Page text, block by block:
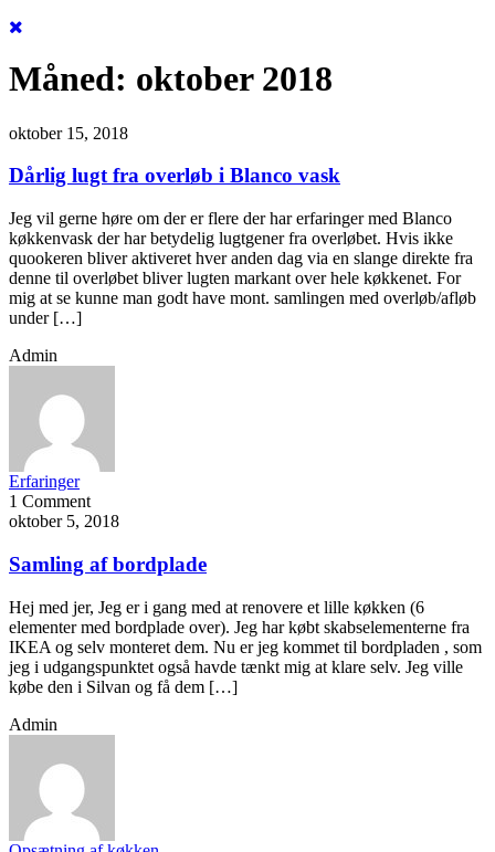
Måned: oktober 2018
oktober 15, 2018
Dårlig lugt fra overløb i Blanco vask
Jeg vil gerne høre om der er flere der har erfaringer med Blanco
køkkenvask der har betydelig lugtgener fra overløbet. Hvis ikke
quookeren bliver aktiveret hver anden dag via en slange direkte fra
denne til overløbet bliver lugten markant over hele køkkenet. For
mig at se kunne man godt have mont. samlingen med overløb/afløb
under […]
Admin
Erfaringer
1 Comment
oktober 5, 2018
Samling af bordplade
Hej med jer, Jeg er i gang med at renovere et lille køkken (6
elementer med bordplade over). Jeg har købt skabselementerne fra
IKEA og selv monteret dem. Nu er jeg kommet til bordpladen , som
jeg i udgangspunktet også havde tænkt mig at klare selv. Jeg ville
købe den i Silvan og få dem […]
Admin